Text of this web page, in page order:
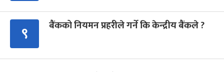
९ बैंकको नियमन प्रहरीले गर्ने कि केन्द्रीय बैंकले ?